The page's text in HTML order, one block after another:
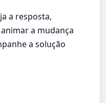
a resposta,
a mudança
a solução